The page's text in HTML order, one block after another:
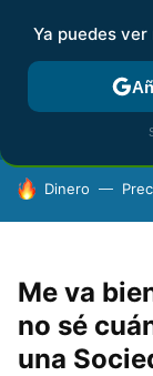
FISCALIDAD Y
HOY SE HABLA
Dinero
Me va
no sé
una
Ya puedes